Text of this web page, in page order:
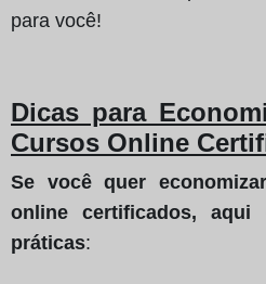
para você!
Dicas para
Cursos Online
Se você quer
online certificados, aqui
práticas: